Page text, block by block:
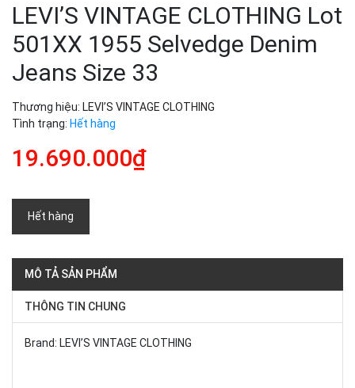
LEVI’S VINTAGE CLOTHING Lot
501XX 1955 Selvedge Denim
Jeans Size 33
Thương hiệu: LEVI’S VINTAGE CLOTHING
Tình trạng: Hết hàng
19.690.000₫
Hết hàng
MÔ TẢ SẢN PHẨM
THÔNG TIN CHUNG
Brand: LEVI’S VINTAGE CLOTHING